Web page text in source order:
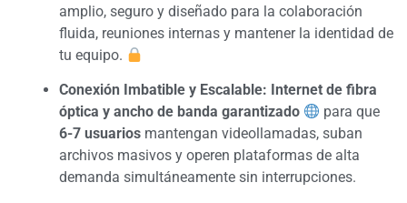
amplio, seguro y diseñado para la colaboración
fluida, reuniones internas y mantener la identidad de
tu equipo.
Conexión Imbatible y Escalable: Internet de fibra
óptica y ancho de banda garantizado
para que
6-7 usuarios mantengan videollamadas, suban
archivos masivos y operen plataformas de alta
demanda simultáneamente sin interrupciones.